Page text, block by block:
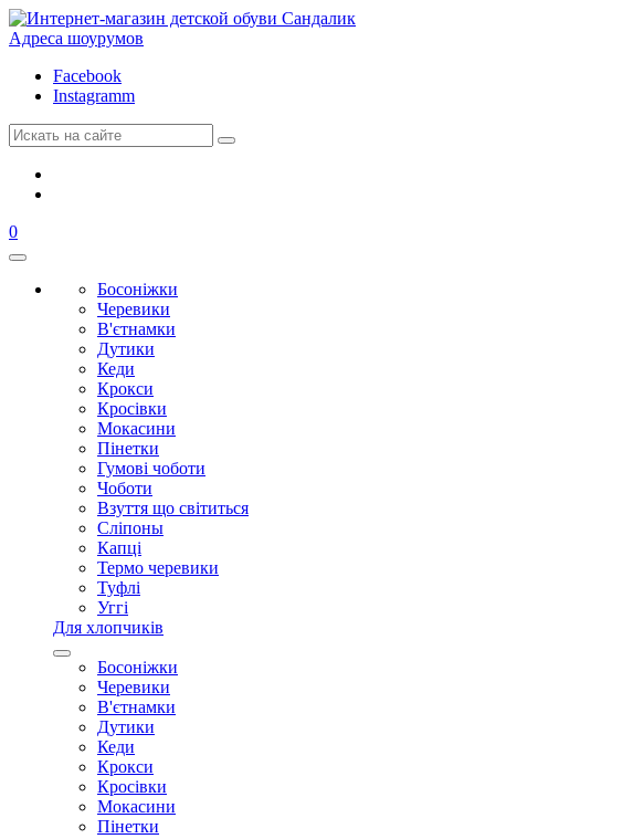
Адреса шоурумов
Facebook
Instagramm
0
Босоніжки
Черевики
В'єтнамки
Дутики
Кеди
Крокси
Кросівки
Мокасини
Пінетки
Гумові чоботи
Чоботи
Взуття що світиться
Сліпоны
Капці
Термо черевики
Туфлі
Уггі
Для хлопчиків
Босоніжки
Черевики
В'єтнамки
Дутики
Кеди
Крокси
Кросівки
Мокасини
Пінетки